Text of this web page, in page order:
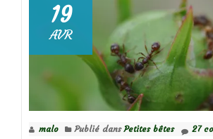
19
AVR
malo Publié dansPetites bêtes 27